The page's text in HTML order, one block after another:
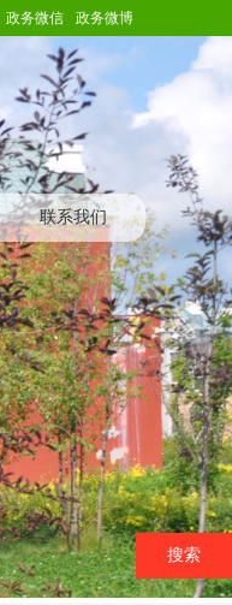
政务微信 政务微博
联系我们
搜索